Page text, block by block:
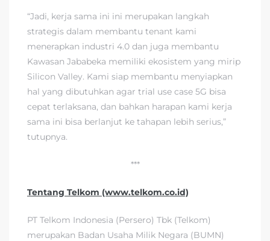
“Jadi, kerja sama ini ini merupakan langkah
strategis dalam membantu tenant kami
menerapkan industri 4.0 dan juga membantu
Kawasan Jababeka memiliki ekosistem yang mirip
Silicon Valley. Kami siap membantu menyiapkan
hal yang dibutuhkan agar trial use case 5G bisa
cepat terlaksana, dan bahkan harapan kami kerja
sama ini bisa berlanjut ke tahapan lebih serius,”
tutupnya.
***
Tentang Telkom (www.telkom.co.id)
PT Telkom Indonesia (Persero) Tbk (Telkom)
merupakan Badan Usaha Milik Negara (BUMN)